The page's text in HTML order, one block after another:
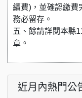
續費)，並確認繳費
務必留存。
五、餘請詳閱本縣
章。
近月內熱門公